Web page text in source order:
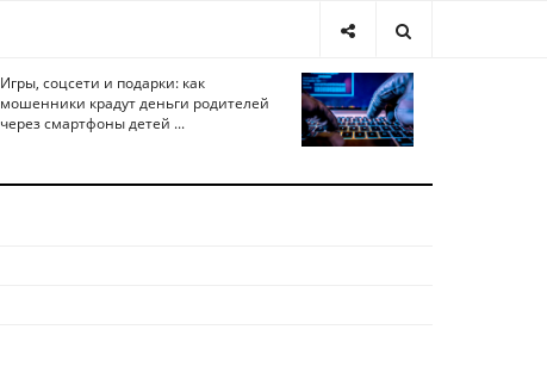
Игры, соцсети и подарки: как
мошенники крадут деньги родителей
через смартфоны детей ...